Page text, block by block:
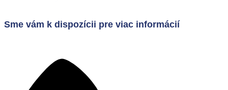
Sme vám k dispozícii pre viac informácií